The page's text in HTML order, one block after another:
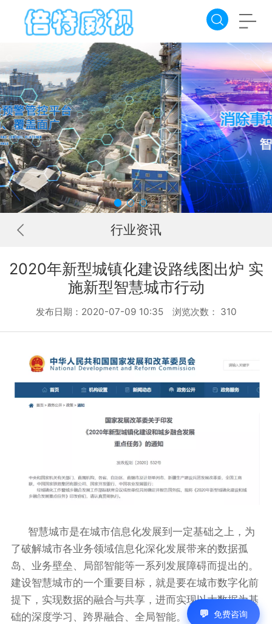
行业资讯
2020年新型城镇化建设路线图出炉 实
施新型智慧城市行动
发布日期：2020-07-09 10:35 浏览次数： 310
智慧城市是在城市信息化发展到一定基础之上，为
了破解城市各业务领域信息化深化发展带来的数据孤
岛、业务壁垒、局部智能等一系列发展障碍而提出的。
建设智慧城市的一个重要目标，就是要在城市数字化前
提下，实现数据的融合与共享，进而实现以大数据为基
础的深度学习、跨界融合、全局智能。
免费咨询